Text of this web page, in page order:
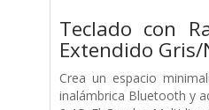
Teclado con
Extendido Gris/
Crea un espacio
inalámbrica Bluetooth y